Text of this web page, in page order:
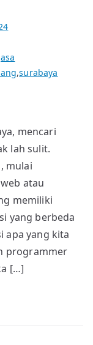
,surabaya
mencari
lah sulit.
mulai
atau
memiliki
yang berbeda
apa yang kita
programmer
[…]